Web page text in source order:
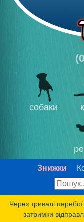
собаки
Знижки
Через тривалі
затримки